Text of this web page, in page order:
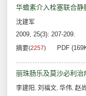
华蟾素介入栓塞联合
沈建军
2009, 25(3): 207-209.
摘要(2257) PDF
丽珠肠乐及莫沙必利治
李建阳 , 刘福文, 华伟, 赵